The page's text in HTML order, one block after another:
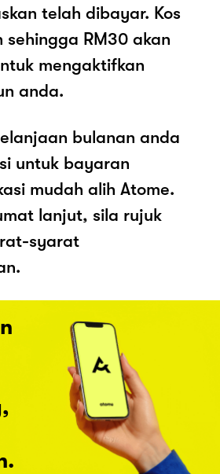
telah dibayar. Kos
RM30 akan
mengaktifkan
anda.
bulanan anda
untuk bayaran
mudah alih Atome.
lanjut, sila rujuk
syarat